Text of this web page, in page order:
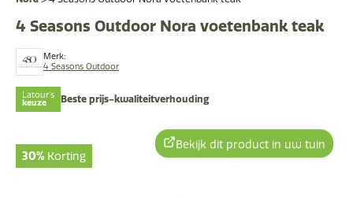
Merk:
4 Seasons Outdoor
4 Seasons Outdoor Nora voetenbank teak
Latour's
keuze Beste prijs-kwaliteitverhouding
30% Korting
Bekijk dit product in uw tuin